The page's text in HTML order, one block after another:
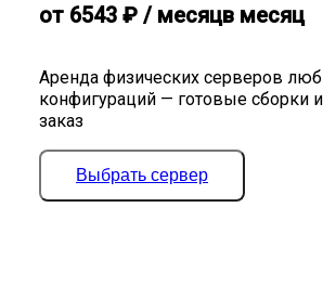
Аренда физических серверов
конфигураций — готовые сборки
заказ
от 6543 ₽ / месяцв месяц
Выбрать сервер